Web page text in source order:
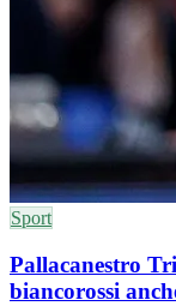
Sport
Pallacanestro
biancorossi